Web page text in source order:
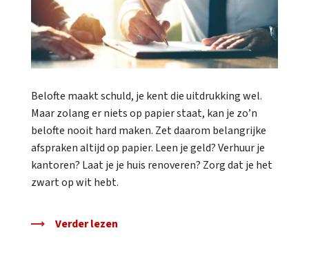
Belofte maakt schuld, je kent die uitdrukking wel.
Maar zolang er niets op papier staat, kan je zo’n
belofte nooit hard maken. Zet daarom belangrijke
afspraken altijd op papier. Leen je geld? Verhuur je
kantoren? Laat je je huis renoveren? Zorg dat je het
zwart op wit hebt.
Verder lezen